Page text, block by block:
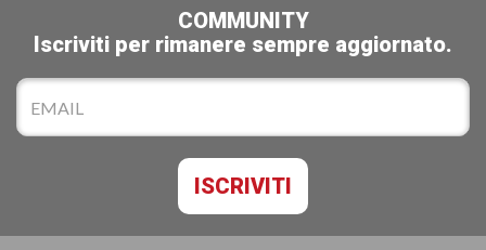
COMMUNITY
Iscriviti per rimanere sempre aggiornato.